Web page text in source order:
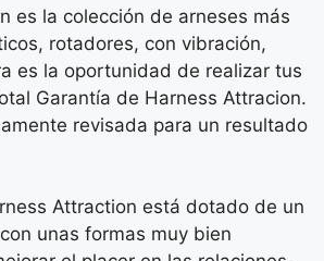
es la colección de arneses más
rotadores, con vibración,
es la oportunidad de realizar tus
Garantía de Harness Attracion.
revisada para un resultado
Attraction está dotado de un
unas formas muy bien